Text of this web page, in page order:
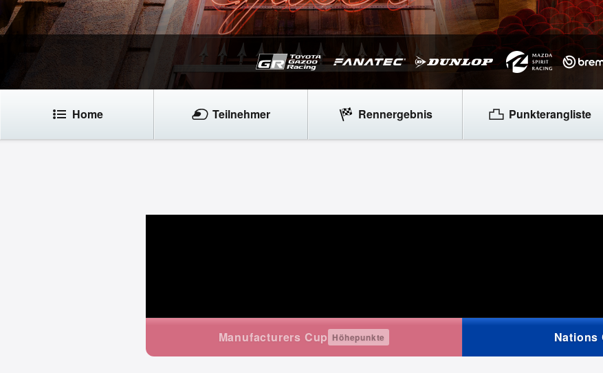
Home Teilnehmer Rennergebnis Punkterangliste
Manufacturers Cup Höhepunkte Nations